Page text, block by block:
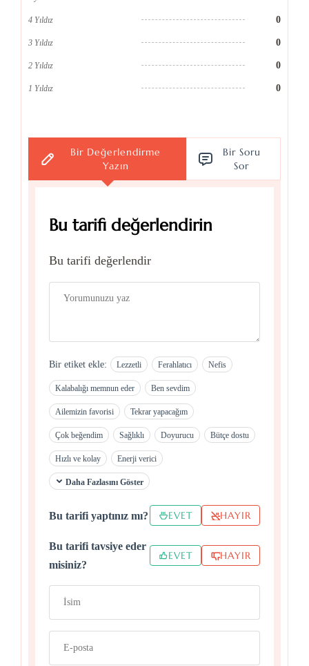
4 Yıldız 0
3 Yıldız 0
2 Yıldız 0
1 Yıldız 0
Bir Değerlendirme
Yazın
Bir Soru
Sor
Bu tarifi değerlendirin
Bu tarifi değerlendir
Bir etiket ekle: Lezzetli Ferahlatıcı Nefis
Kalabalığı memnun eder Ben sevdim
Ailemizin favorisi Tekrar yapacağım
Çok beğendim Sağlıklı Doyurucu Bütçe dostu
Hızlı ve kolay Enerji verici
Daha Fazlasını Göster
Bu tarifi yaptınız mı? EVET HAYIR
Bu tarifi tavsiye eder
misiniz?
EVET HAYIR